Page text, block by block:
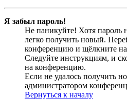
Я забыл пароль!
Не паникуйте! Хотя пароль
легко получить новый.
конференцию и щёлкните
Следуйте инструкциям, и
на конференцию.
Если не удалось получить
администратором
Вернуться к началу